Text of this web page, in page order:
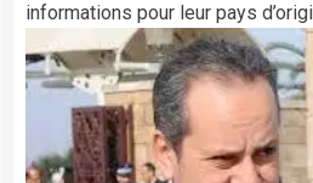
informations pour leur pays